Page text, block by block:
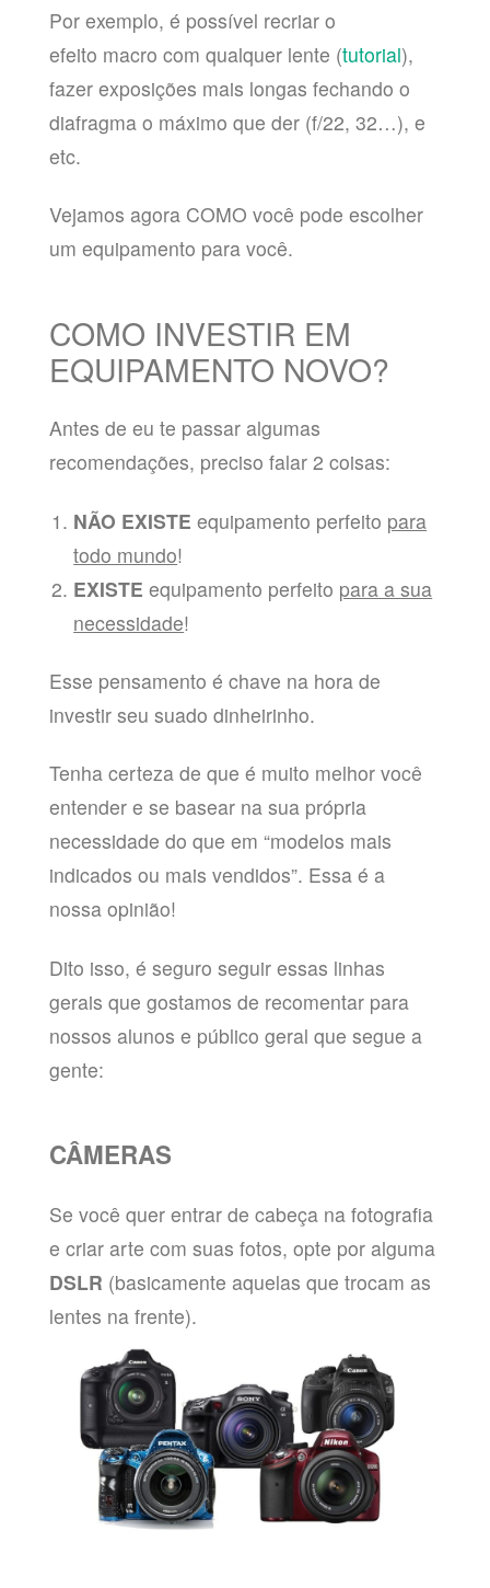
Por exemplo, é possível recriar o
efeito macro com qualquer lente (tutorial),
fazer exposições mais longas fechando o
diafragma o máximo que der (f/22, 32…), e
etc.
Vejamos agora COMO você pode escolher
um equipamento para você.
COMO INVESTIR EM
EQUIPAMENTO NOVO?
Antes de eu te passar algumas
recomendações, preciso falar 2 coisas:
NÃO EXISTE equipamento perfeito para
todo mundo!
EXISTE equipamento perfeito para a sua
necessidade!
Esse pensamento é chave na hora de
investir seu suado dinheirinho.
Tenha certeza de que é muito melhor você
entender e se basear na sua própria
necessidade do que em “modelos mais
indicados ou mais vendidos”. Essa é a
nossa opinião!
Dito isso, é seguro seguir essas linhas
gerais que gostamos de recomentar para
nossos alunos e público geral que segue a
gente:
CÂMERAS
Se você quer entrar de cabeça na fotografia
e criar arte com suas fotos, opte por alguma
DSLR (basicamente aquelas que trocam as
lentes na frente).